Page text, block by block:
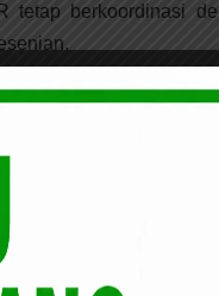
tetap berkoordinasi
saat pembukaan
baru pada diri
Riau ini hadir.
kerinduan untuk
sehingga apa yang
Kesenian adalah